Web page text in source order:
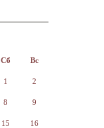
Сб Вс
1 2
8 9
15 16